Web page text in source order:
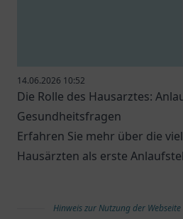
14.06.2026 10:52
Die Rolle des Hausarztes:
Gesundheitsfragen
Erfahren Sie mehr über die
Hausärzten als erste
Hinweis zur Nutzung der